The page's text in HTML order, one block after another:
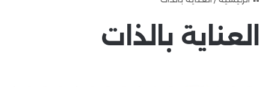
العناية بالذات